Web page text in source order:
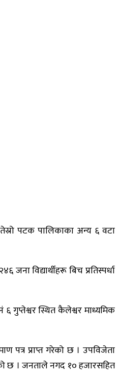
पटक पालिकाका अन्य ६ वटा
विद्यार्थीहरू बिच प्रतिस्पर्धा
६ गुप्तेश्वर स्थित कैलेश्वर माध्यमिक
पत्र प्राप्त गरेको छ । उपविजेता
छ । जनताले नगद १० हजारसहित